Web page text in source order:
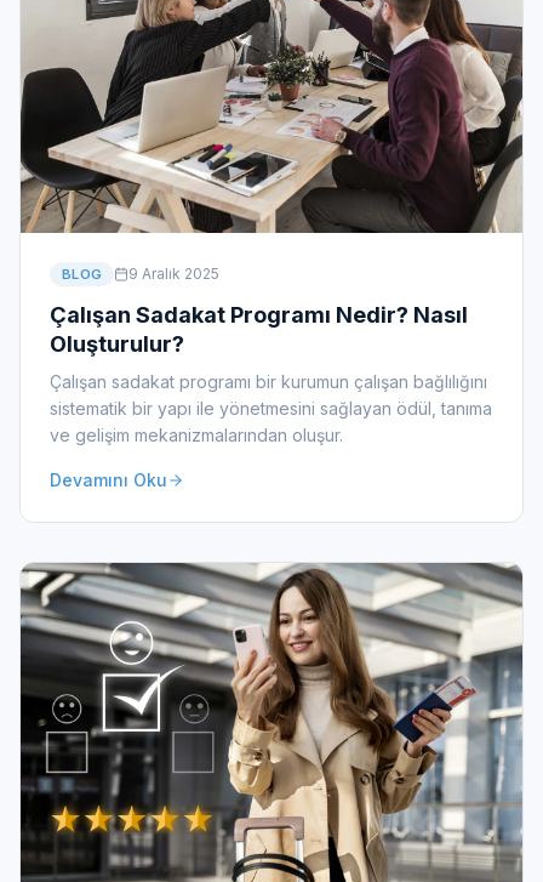
BLOG 9 Aralık 2025
Çalışan Sadakat Programı Nedir? Nasıl
Oluşturulur?
Çalışan sadakat programı bir kurumun çalışan bağlılığını
sistematik bir yapı ile yönetmesini sağlayan ödül, tanıma
ve gelişim mekanizmalarından oluşur.
Devamını Oku